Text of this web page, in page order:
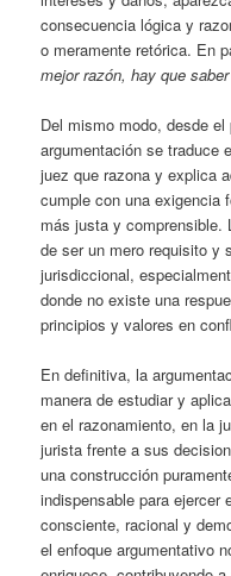
consecuencia lógica y
o meramente retórica. En
mejor razón, hay que
Del mismo modo, desde
argumentación se traduce
juez que razona y explica
cumple con una exigencia
más justa y comprensible.
de ser un mero requisito y
jurisdiccional,
donde no existe una
principios y valores en
En definitiva, la
manera de estudiar y
en el razonamiento, en la
jurista frente a sus
una construcción
indispensable para ejercer
consciente, racional y
el enfoque argumentativo